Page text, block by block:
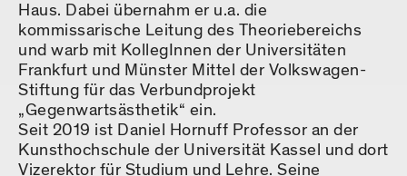
Haus. Dabei übernahm er u.a. die
kommissarische Leitung des Theoriebereichs
und warb mit KollegInnen der Universitäten
Frankfurt und Münster Mittel der Volkswagen-
Stiftung für das Verbundprojekt
„Gegenwartsästhetik“ ein.
Seit 2019 ist Daniel Hornuff Professor an der
Kunsthochschule der Universität Kassel und dort
Vizerektor für Studium und Lehre. Seine